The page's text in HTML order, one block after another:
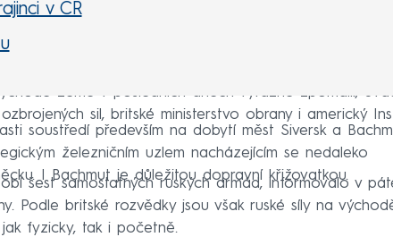
v ČR
země v posledních dnech výrazně zpomalil,
sil, britské ministerstvo obrany i americký
soustředí především na dobytí měst Siversk a
železničním uzlem nacházejícím se nedaleko
I Bachmut je důležitou dopravní křižovatkou.
šest samostatných ruských armád, informovalo v
Podle britské rozvědky jsou však ruské síly na
fyzicky, tak i početně.